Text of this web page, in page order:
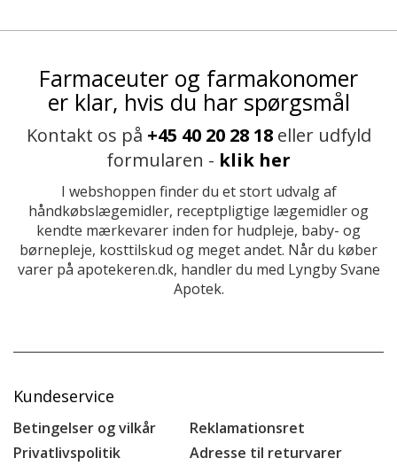
Farmaceuter og farmakonomer
er klar, hvis du har spørgsmål
Kontakt os på +45 40 20 28 18eller udfyld
formularen - klik her
I webshoppen finder du et stort udvalg af
håndkøbslægemidler, receptpligtige lægemidler og
kendte mærkevarer inden for hudpleje, baby- og
børnepleje, kosttilskud og meget andet. Når du køber
varer på apotekeren.dk, handler du med Lyngby Svane
Apotek.
Kundeservice
Betingelser og vilkår
Privatlivspolitik
Reklamationsret
Adresse til returvarer